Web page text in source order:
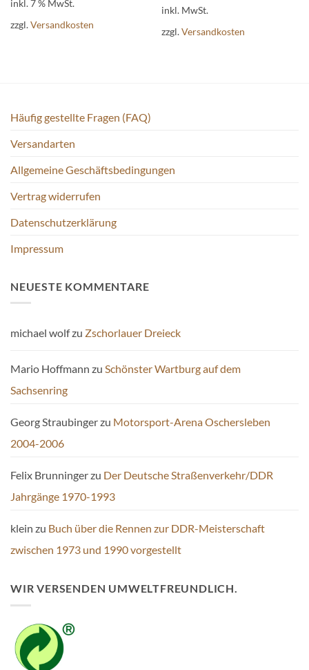
inkl. 7 % MwSt.
zzgl.Versandkosten
Produkt
mehrere
gewählt
inkl. MwSt.
zzgl.Versandkosten
Häufig gestellte Fragen (FAQ)
Versandarten
Allgemeine Geschäftsbedingungen
Vertrag widerrufen
Datenschutzerklärung
Impressum
NEUESTE KOMMENTARE
michael wolfzu Zschorlauer Dreieck
Mario Hoffmann zu Schönster Wartburg auf dem
Sachsenring
Georg Straubingerzu Motorsport-Arena Oschersleben
2004-2006
Felix Brunningerzu Der Deutsche Straßenverkehr/DDR
Jahrgänge 1970-1993
klein zu Buch über die Rennen zur DDR-Meisterschaft
zwischen 1973 und 1990 vorgestellt
WIR VERSENDEN UMWELTFREUNDLICH.